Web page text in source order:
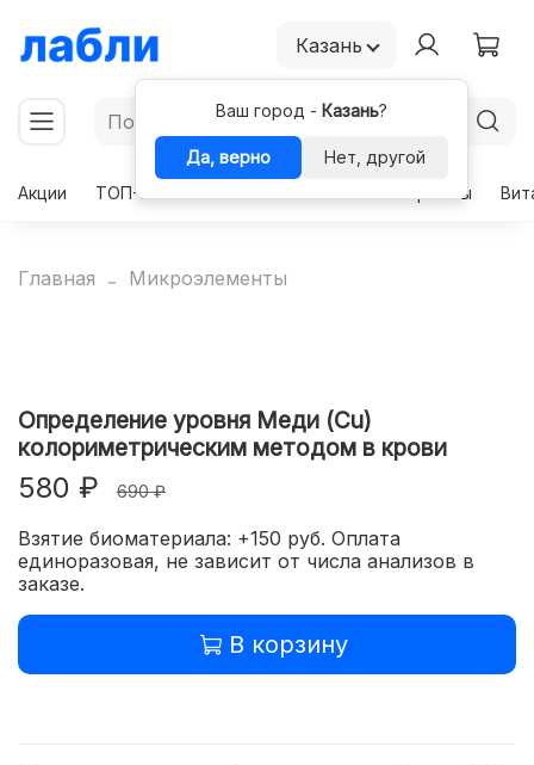
Казань
Ваш город - Казань?
Да, верно
Нет, другой
Акции
ТОП-50 Гормоны
Главная Микроэлементы
Определение уровня Меди (Cu)
колориметрическим методом в крови
580 ₽ 690 ₽
Взятие биоматериала: +150 руб. Оплата
единоразовая, не зависит от числа анализов в
заказе.
В корзину